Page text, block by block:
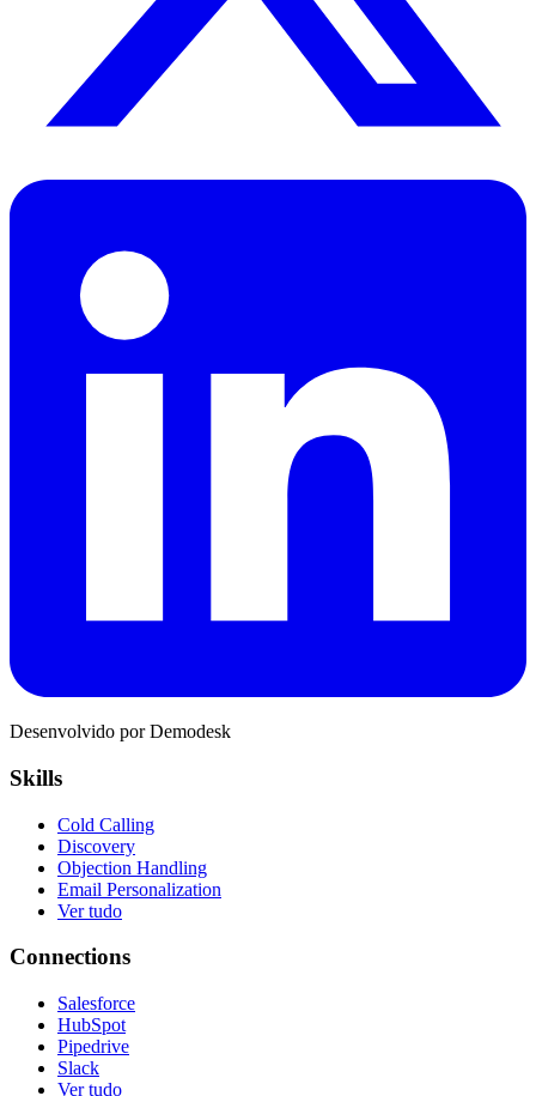
Desenvolvido por Demodesk
Skills
Cold Calling
Discovery
Objection Handling
Email Personalization
Ver tudo
Connections
Salesforce
HubSpot
Pipedrive
Slack
Ver tudo